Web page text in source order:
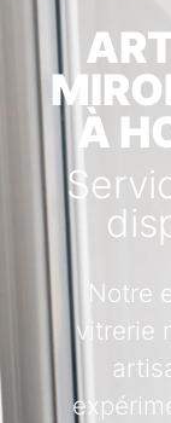
À
Notre
vitrerie